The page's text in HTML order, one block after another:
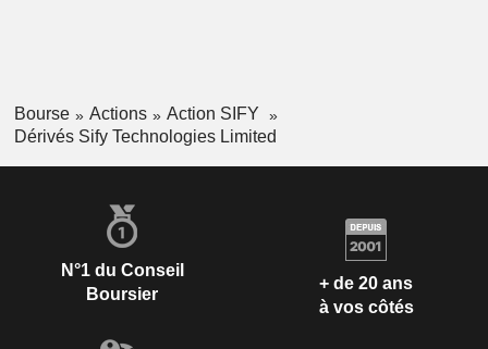
Bourse Actions
Action SIFY
Dérivés Sify Technologies Limited
N°1 du Conseil
Boursier
+ de 20 ans
à vos côtés